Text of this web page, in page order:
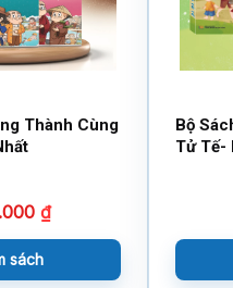
Thành Cùng
₫
sách
Bộ
Tử Tế-